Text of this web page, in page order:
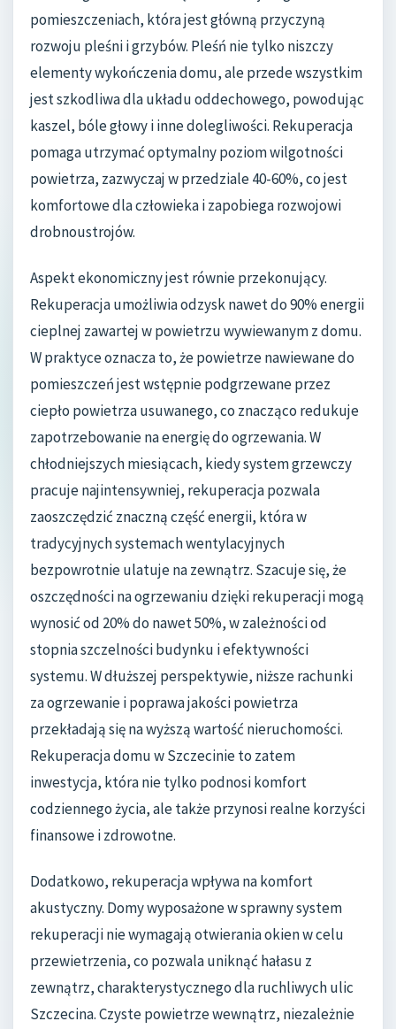
pomieszczeniach, która jest główną przyczyną
rozwoju pleśni i grzybów. Pleśń nie tylko niszczy
elementy wykończenia domu, ale przede wszystkim
jest szkodliwa dla układu oddechowego, powodując
kaszel, bóle głowy i inne dolegliwości. Rekuperacja
pomaga utrzymać optymalny poziom wilgotności
powietrza, zazwyczaj w przedziale 40-60%, co jest
komfortowe dla człowieka i zapobiega rozwojowi
drobnoustrojów.
Aspekt ekonomiczny jest równie przekonujący.
Rekuperacja umożliwia odzysk nawet do 90% energii
cieplnej zawartej w powietrzu wywiewanym z domu.
W praktyce oznacza to, że powietrze nawiewane do
pomieszczeń jest wstępnie podgrzewane przez
ciepło powietrza usuwanego, co znacząco redukuje
zapotrzebowanie na energię do ogrzewania. W
chłodniejszych miesiącach, kiedy system grzewczy
pracuje najintensywniej, rekuperacja pozwala
zaoszczędzić znaczną część energii, która w
tradycyjnych systemach wentylacyjnych
bezpowrotnie ulatuje na zewnątrz. Szacuje się, że
oszczędności na ogrzewaniu dzięki rekuperacji mogą
wynosić od 20% do nawet 50%, w zależności od
stopnia szczelności budynku i efektywności
systemu. W dłuższej perspektywie, niższe rachunki
za ogrzewanie i poprawa jakości powietrza
przekładają się na wyższą wartość nieruchomości.
Rekuperacja domu w Szczecinie to zatem
inwestycja, która nie tylko podnosi komfort
codziennego życia, ale także przynosi realne korzyści
finansowe i zdrowotne.
Dodatkowo, rekuperacja wpływa na komfort
akustyczny. Domy wyposażone w sprawny system
rekuperacji nie wymagają otwierania okien w celu
przewietrzenia, co pozwala uniknąć hałasu z
zewnątrz, charakterystycznego dla ruchliwych ulic
Szczecina. Czyste powietrze wewnątrz, niezależnie